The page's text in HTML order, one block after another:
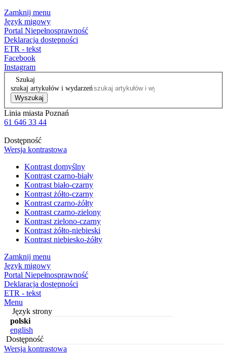
Zamknij menu
Język migowy
Portal Niepełnosprawność
Deklaracja dostępności
ETR - tekst
Facebook
Instagram
Szukaj
szukaj artykułów i wydarzeń
Wyszukaj
Linia miasta Poznań
61 646 33 44
Dostępność
Wersja kontrastowa
Kontrast domyślny
Kontrast czarno-biały
Kontrast biało-czarny
Kontrast żółto-czarny
Kontrast czarno-żółty
Kontrast czarno-zielony
Kontrast zielono-czarny
Kontrast żółto-niebieski
Kontrast niebiesko-żółty
Zamknij menu
Język migowy
Portal Niepełnosprawność
Deklaracja dostępności
ETR - tekst
Menu
Język strony
polski
english
Dostępność
Wersja kontrastowa